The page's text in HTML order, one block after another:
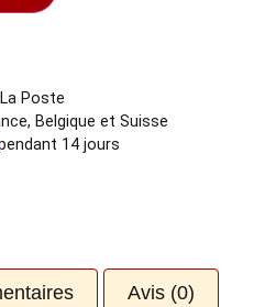
Poste
Belgique et Suisse
14 jours
Avis (0)